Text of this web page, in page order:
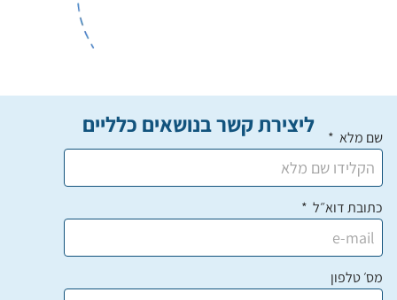
ליצירת קשר בנושאים כלליים שם מלא
כתובת דוא״ל
מס׳ טלפון